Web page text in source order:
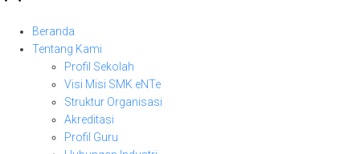
Beranda
Tentang Kami
Profil Sekolah
Visi Misi SMK eNTe
Struktur Organisasi
Akreditasi
Profil Guru